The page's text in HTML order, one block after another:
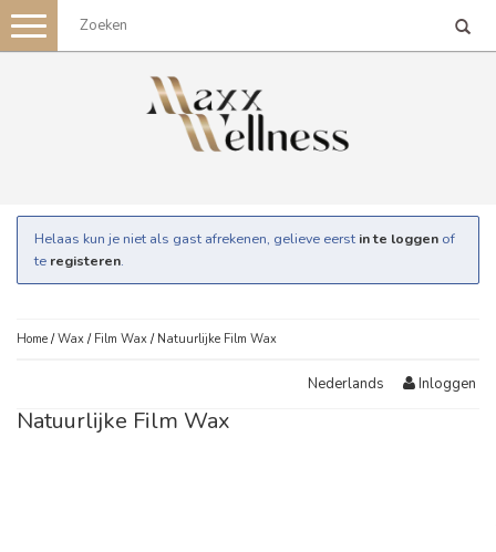
Toggle
navigation
Helaas kun je niet als gast afrekenen, gelieve eerst in te loggen of
te registeren.
Home /Wax / Film Wax / Natuurlijke Film Wax
Nederlands Inloggen
Natuurlijke Film Wax